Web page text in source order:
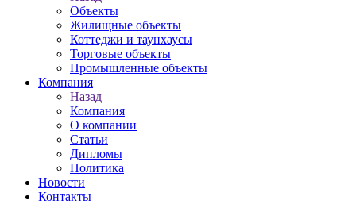
Объекты
Жилищные объекты
Коттеджи и таунхаусы
Торговые объекты
Промышленные объекты
Компания
Назад
Компания
О компании
Статьи
Дипломы
Политика
Новости
Контакты